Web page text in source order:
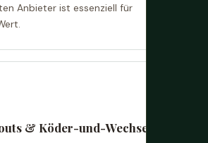
Anbieter ist essenziell für
& Köder-und-Wechsel